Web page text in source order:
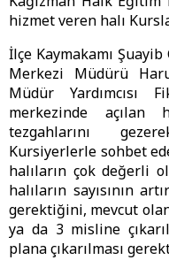
hizmet veren halı
İlçe Kaymakamı
Merkezi Müdürü
Müdür
merkezinde açılan
tezgahlarını
Kursiyerlerle sohbet
halıların çok değerli
halıların sayısının
gerektiğini, mevcut
ya da 3 misline
plana çıkarılması